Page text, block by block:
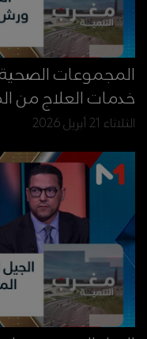
المجموعات
خدمات العلاج من
الثلاثاء 21 أبريل 2026